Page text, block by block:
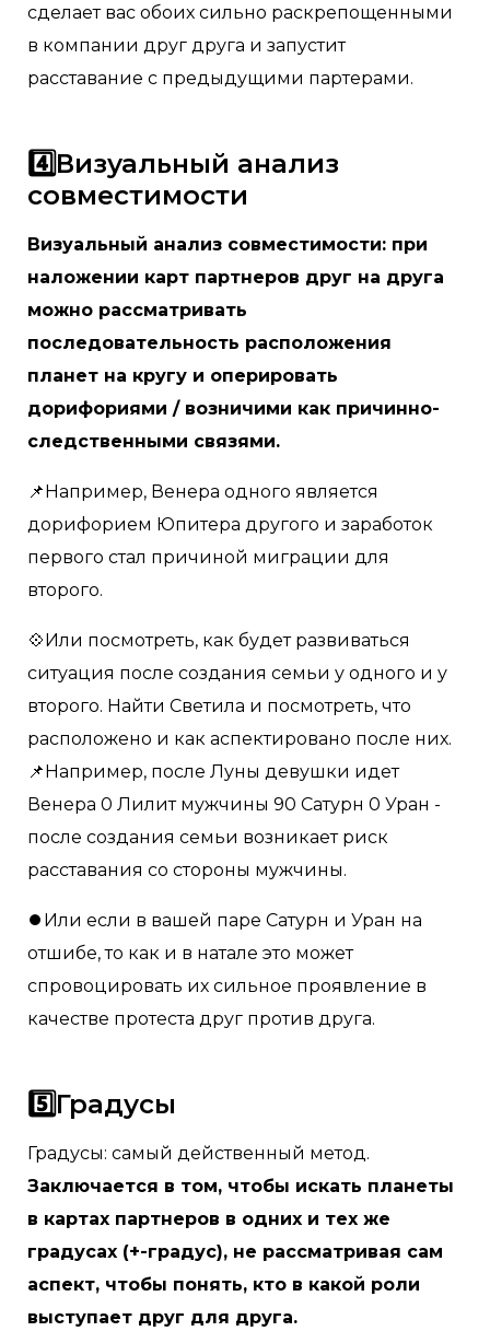
сделает вас обоих сильно раскрепощенными
в компании друг друга и запустит
расставание с предыдущими партерами.
4️⃣Визуальный анализ
совместимости
Визуальный анализ совместимости: при
наложении карт партнеров друг на друга
можно рассматривать
последовательность расположения
планет на кругу и оперировать
дорифориями / возничими как причинно-
следственными связями.
📌Например, Венера одного является
дорифорием Юпитера другого и заработок
первого стал причиной миграции для
второго.
💠Или посмотреть, как будет развиваться
ситуация после создания семьи у одного и у
второго. Найти Светила и посмотреть, что
расположено и как аспектировано после них.
📌Например, после Луны девушки идет
Венера 0 Лилит мужчины 90 Сатурн 0 Уран -
после создания семьи возникает риск
расставания со стороны мужчины.
⏺Или если в вашей паре Сатурн и Уран на
отшибе, то как и в натале это может
спровоцировать их сильное проявление в
качестве протеста друг против друга.
5️⃣Градусы
Градусы: самый действенный метод.
Заключается в том, чтобы искать планеты
в картах партнеров в одних и тех же
градусах (+-градус), не рассматривая сам
аспект, чтобы понять, кто в какой роли
выступает друг для друга.